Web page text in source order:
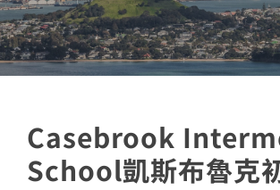
Casebrook
School凱斯布魯克